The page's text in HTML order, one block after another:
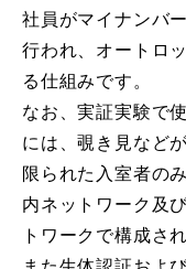
社員がマイナンバ
行われ、オートロ
る仕組みです。
なお、実証実験で
には、覗き見など
限られた入室者の
内ネットワーク及
トワークで構成さ